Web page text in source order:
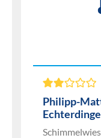
Philipp-